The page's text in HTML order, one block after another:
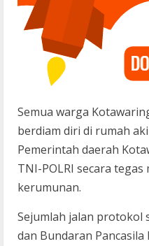
Semua warga
berdiam diri di rumah
Pemerintah daerah
TNI-POLRI secara
kerumunan.
Sejumlah jalan protokol
dan Bundaran